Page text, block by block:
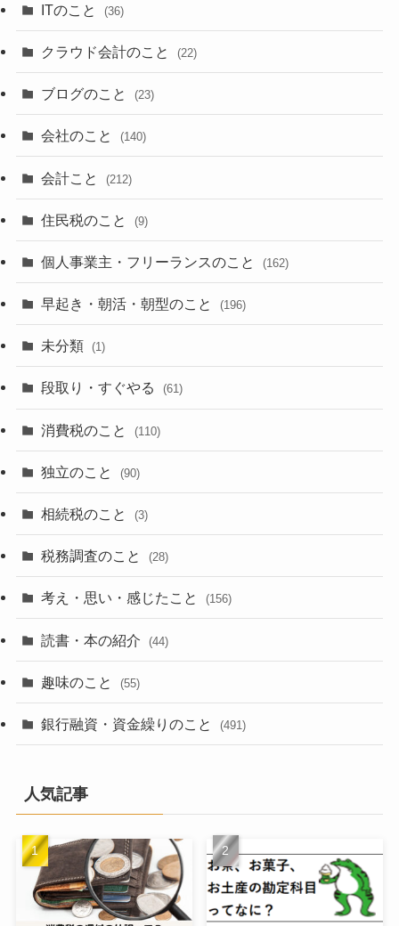
ITのこと (36)
クラウド会計のこと (22)
ブログのこと (23)
会社のこと (140)
会計こと (212)
住民税のこと (9)
個人事業主・フリーランスのこと (162)
早起き・朝活・朝型のこと (196)
未分類 (1)
段取り・すぐやる (61)
消費税のこと (110)
独立のこと (90)
相続税のこと (3)
税務調査のこと (28)
考え・思い・感じたこと (156)
読書・本の紹介 (44)
趣味のこと (55)
銀行融資・資金繰りのこと (491)
人気記事